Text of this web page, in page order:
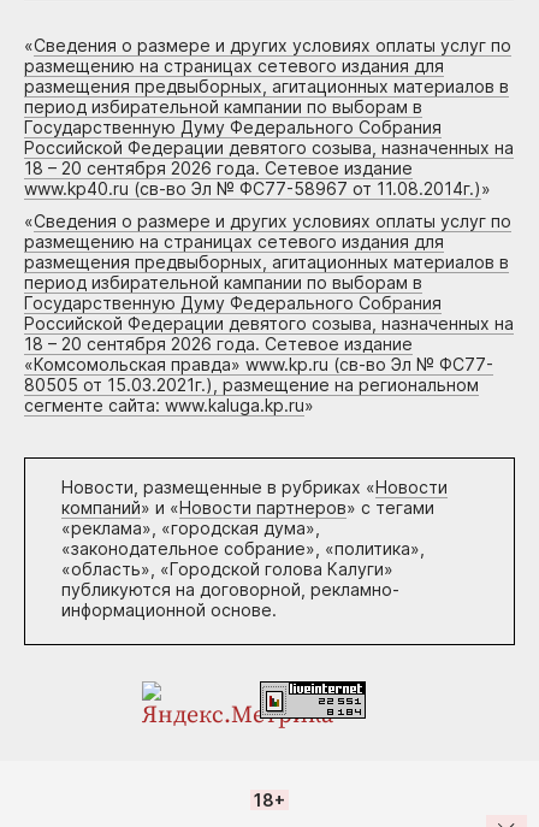
«Сведения о размере и других условиях оплаты услуг по
размещению на страницах сетевого издания для
размещения предвыборных, агитационных материалов в
период избирательной кампании по выборам в
Государственную Думу Федерального Собрания
Российской Федерации девятого созыва, назначенных на
18 – 20 сентября 2026 года. Сетевое издание
www.kp40.ru (св-во Эл № ФС77-58967 от 11.08.2014г.)»
«Сведения о размере и других условиях оплаты услуг по
размещению на страницах сетевого издания для
размещения предвыборных, агитационных материалов в
период избирательной кампании по выборам в
Государственную Думу Федерального Собрания
Российской Федерации девятого созыва, назначенных на
18 – 20 сентября 2026 года. Сетевое издание
«Комсомольская правда» www.kp.ru (св-во Эл № ФС77-
80505 от 15.03.2021г.), размещение на региональном
сегменте сайта: www.kaluga.kp.ru»
Новости, размещенные в рубриках «Новости
компаний» и «Новости партнеров» с тегами
«реклама», «городская дума»,
«законодательное собрание», «политика»,
«область», «Городской голова Калуги»
публикуются на договорной, рекламно-
информационной основе.
18+